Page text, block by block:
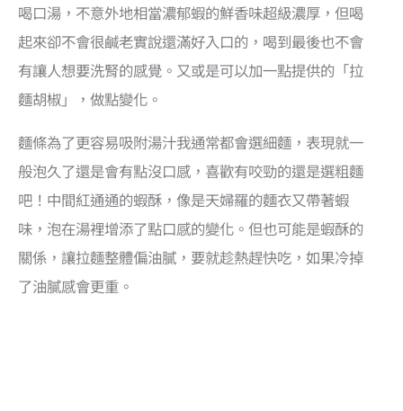
喝口湯，不意外地相當濃郁蝦的鮮香味超級濃厚，但喝
起來卻不會很鹹老實說還滿好入口的，喝到最後也不會
有讓人想要洗腎的感覺。又或是可以加一點提供的「拉
麵胡椒」，做點變化。
麵條為了更容易吸附湯汁我通常都會選細麵，表現就一
般泡久了還是會有點沒口感，喜歡有咬勁的還是選粗麵
吧！中間紅通通的蝦酥，像是天婦羅的麵衣又帶著蝦
味，泡在湯裡增添了點口感的變化。但也可能是蝦酥的
關係，讓拉麵整體偏油膩，要就趁熱趕快吃，如果冷掉
了油膩感會更重。